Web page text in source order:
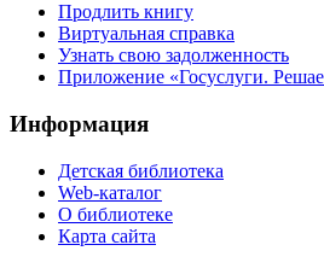
Продлить книгу
Виртуальная справка
Узнать свою задолженность
Приложение «Госуслуги.
Информация
Детская библиотека
Web-каталог
О библиотеке
Карта сайта